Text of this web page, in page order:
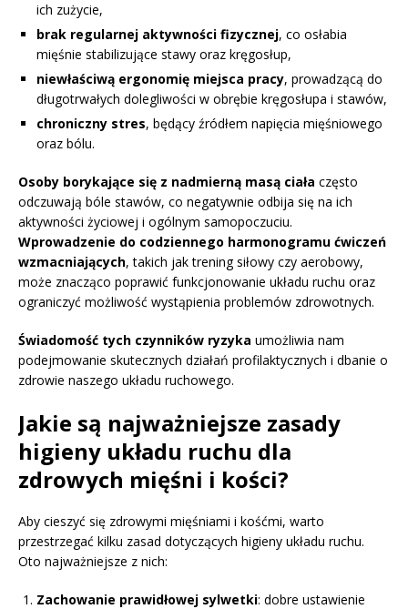
ich zużycie,
brak regularnej aktywności fizycznej, co osłabia
mięśnie stabilizujące stawy oraz kręgosłup,
niewłaściwą ergonomię miejsca pracy, prowadzącą do
długotrwałych dolegliwości w obrębie kręgosłupa i stawów,
chroniczny stres, będący źródłem napięcia mięśniowego
oraz bólu.
Osoby borykające się z nadmierną masą ciała często
odczuwają bóle stawów, co negatywnie odbija się na ich
aktywności życiowej i ogólnym samopoczuciu.
Wprowadzenie do codziennego harmonogramu ćwiczeń
wzmacniających, takich jak trening siłowy czy aerobowy,
może znacząco poprawić funkcjonowanie układu ruchu oraz
ograniczyć możliwość wystąpienia problemów zdrowotnych.
Świadomość tych czynników ryzyka umożliwia nam
podejmowanie skutecznych działań profilaktycznych i dbanie o
zdrowie naszego układu ruchowego.
Jakie są najważniejsze zasady
higieny układu ruchu dla
zdrowych mięśni i kości?
Aby cieszyć się zdrowymi mięśniami i kośćmi, warto
przestrzegać kilku zasad dotyczących higieny układu ruchu.
Oto najważniejsze z nich:
Zachowanie prawidłowej sylwetki: dobre ustawienie